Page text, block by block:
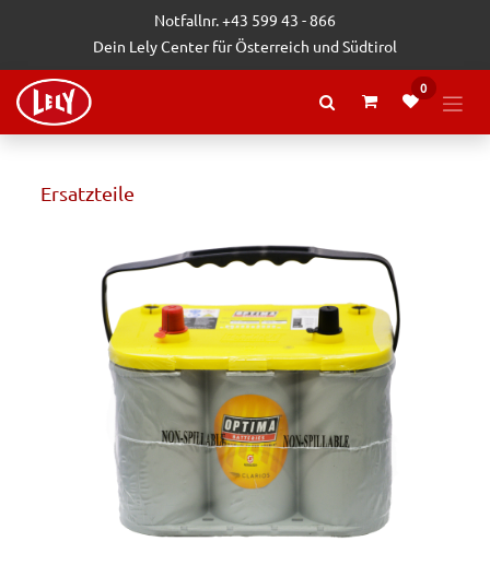
Zum Inhalt springenNotfallnr. +43 599 43 - 866
Dein Lely Center für Österreich und Südtirol
0
Ersatzteile